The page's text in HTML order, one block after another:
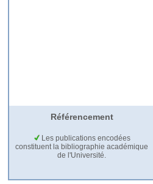
Référencement
Les publications encodées
constituent la bibliographie académique
de l'Université.